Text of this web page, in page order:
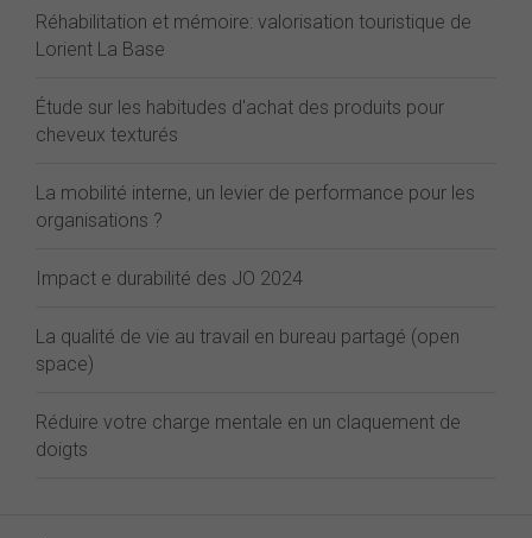
Réhabilitation et mémoire: valorisation touristique de
Lorient La Base
Étude sur les habitudes d'achat des produits pour
cheveux texturés
La mobilité interne, un levier de performance pour les
organisations ?
Impact e durabilité des JO 2024
La qualité de vie au travail en bureau partagé (open
space)
Réduire votre charge mentale en un claquement de
doigts